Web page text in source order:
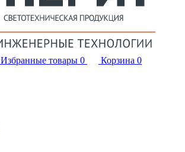
Избранные товары 0 Корзина 0